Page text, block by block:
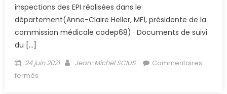
inspections des EPI réalisées dans le
département(Anne-Claire Heller, MF1, présidente de la
commission médicale codep68) · Documents de suivi
du […]
Posted on
24 juin 2021 Author
Jean-Michel SCIUS
Commentaires
fermés